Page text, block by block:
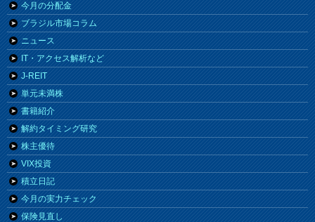
今月の分配金
ブラジル市場コラム
ニュース
IT・アクセス解析など
J-REIT
単元未満株
書籍紹介
解約タイミング研究
株主優待
VIX投資
積立日記
今月の実力チェック
保険見直し